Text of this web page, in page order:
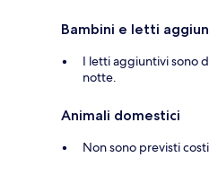
Bambini e letti
I letti aggiuntivi sono
notte.
Animali domestici
Non sono previsti